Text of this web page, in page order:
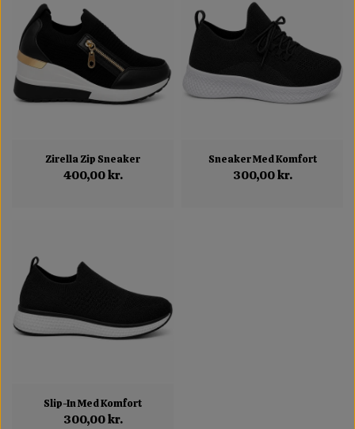
Zirella Zip Sneaker
400,00 kr.
Sneaker Med Komfort
300,00 kr.
Slip-In Med Komfort
300,00 kr.